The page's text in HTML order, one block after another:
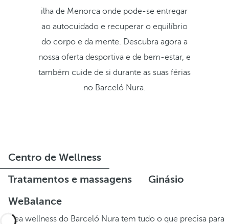
ilha de Menorca onde pode-se entregar
ao autocuidado e recuperar o equilíbrio
do corpo e da mente. Descubra agora a
nossa oferta desportiva e de bem-estar, e
também cuide de si durante as suas férias
no Barceló Nura.
Centro de Wellness
Tratamentos e massagens
Ginásio
WeBalance
A área wellness do Barceló Nura tem tudo o que precisa para